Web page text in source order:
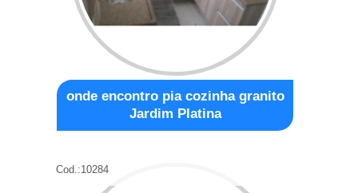
onde encontro pia cozinha granito
Jardim Platina
Cod.:10284